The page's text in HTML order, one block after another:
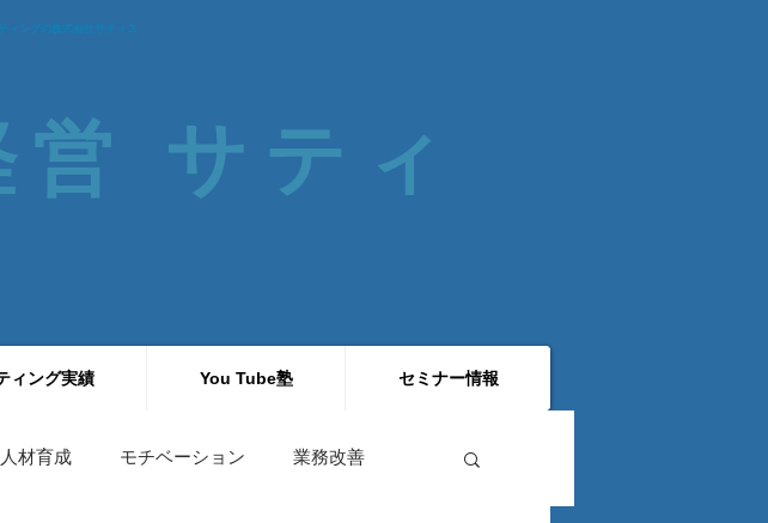
ィングの株式会社サティス
サティ
ィング実績 You Tube塾 セミナー情報
人材育成 モチベーション 業務改善